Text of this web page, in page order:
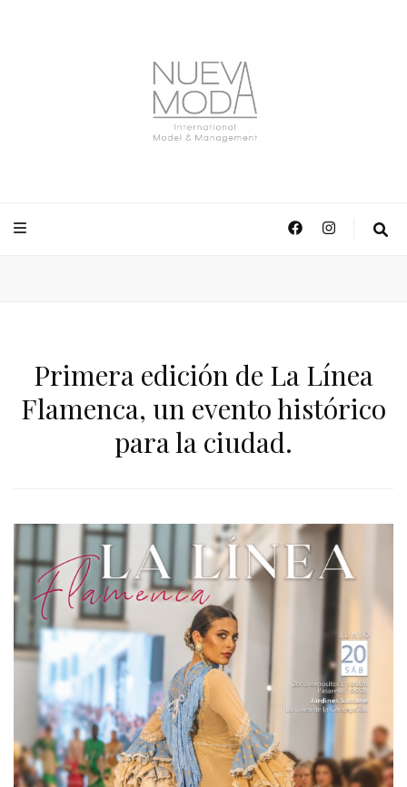
Primera edición de La Línea
Flamenca, un evento histórico
para la ciudad.